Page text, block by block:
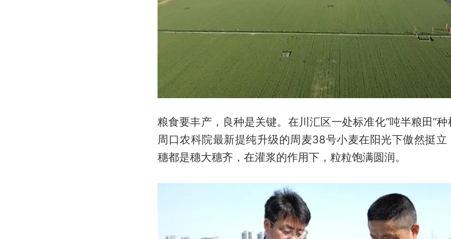
粮食要丰产，良种是关键。在川汇区一处标准化“吨半粮田”种
周口农科院最新提纯升级的周麦38号小麦在阳光下傲然挺立
穗都是穗大穗齐，在灌浆的作用下，粒粒饱满圆润。